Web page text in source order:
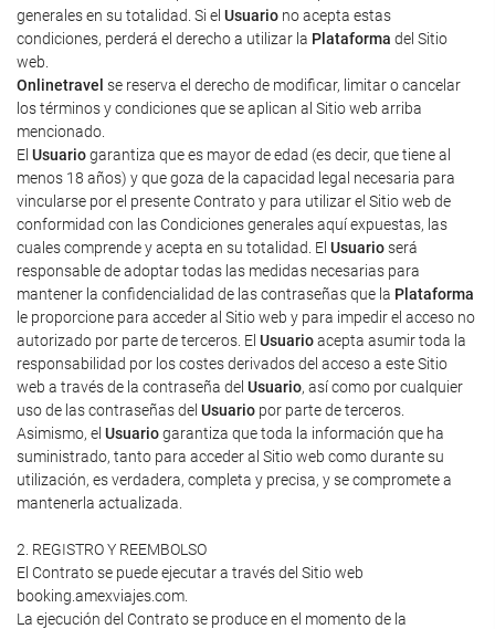
generales en su totalidad. Si el Usuario no acepta estas
condiciones, perderá el derecho a utilizar la Plataforma del Sitio
web.
Onlinetravel se reserva el derecho de modificar, limitar o cancelar
los términos y condiciones que se aplican al Sitio web arriba
mencionado.
El Usuariogarantiza que es mayor de edad (es decir, que tiene al
menos 18 años) y que goza de la capacidad legal necesaria para
vincularse por el presente Contrato y para utilizar el Sitio web de
conformidad con las Condiciones generales aquí expuestas, las
cuales comprende y acepta en su totalidad. El Usuarioserá
responsable de adoptar todas las medidas necesarias para
mantener la confidencialidad de las contraseñas que la Plataforma
le proporcione para acceder al Sitio web y para impedir el acceso no
autorizado por parte de terceros. El Usuarioacepta asumir toda la
responsabilidad por los costes derivados del acceso a este Sitio
web a través de la contraseña del Usuario, así como por cualquier
uso de las contraseñas del Usuario por parte de terceros.
Asimismo, el Usuariogarantiza que toda la información que ha
suministrado, tanto para acceder al Sitio web como durante su
utilización, es verdadera, completa y precisa, y se compromete a
mantenerla actualizada.
2. REGISTRO Y REEMBOLSO
El Contrato se puede ejecutar a través del Sitio web
booking.amexviajes.com.
La ejecución del Contrato se produce en el momento de la